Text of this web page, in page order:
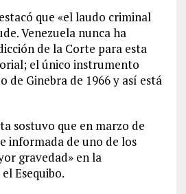
que «el laudo criminal
Venezuela nunca ha
de la Corte para esta
el único instrumento
de Ginebra de 1966 y así está
sostuvo que en marzo de
informada de uno de los
gravedad» en la
Esequibo.